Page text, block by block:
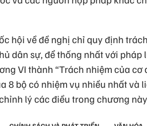
hội về đề nghị chỉ quy định
dân sự, để thống nhất với
VI thành “Trách nhiệm của
8 bộ có nhiệm vụ nhiều nhất và
lý các điều trong chương